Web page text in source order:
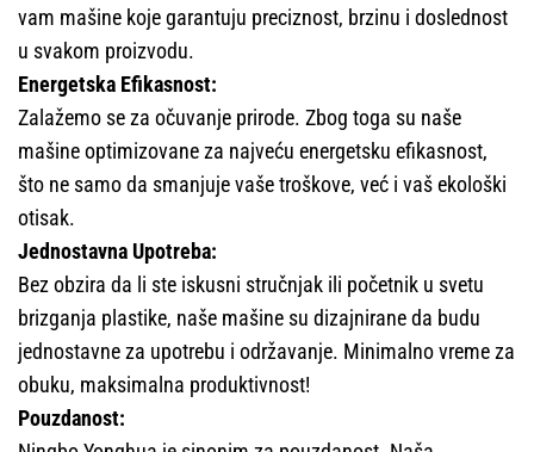
vam mašine koje garantuju preciznost, brzinu i doslednost
u svakom proizvodu.
Energetska Efikasnost:
Zalažemo se za očuvanje prirode. Zbog toga su naše
mašine optimizovane za najveću energetsku efikasnost,
što ne samo da smanjuje vaše troškove, već i vaš ekološki
otisak.
Jednostavna Upotreba:
Bez obzira da li ste iskusni stručnjak ili početnik u svetu
brizganja plastike, naše mašine su dizajnirane da budu
jednostavne za upotrebu i održavanje. Minimalno vreme za
obuku, maksimalna produktivnost!
Pouzdanost: